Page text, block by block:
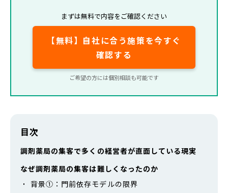
まずは無料で内容をご確認ください
【無料】自社に合う施策を今すぐ
確認する
ご希望の方には個別相談も可能です
目次
調剤薬局の集客で多くの経営者が直面している現実
なぜ調剤薬局の集客は難しくなったのか
背景①：門前依存モデルの限界